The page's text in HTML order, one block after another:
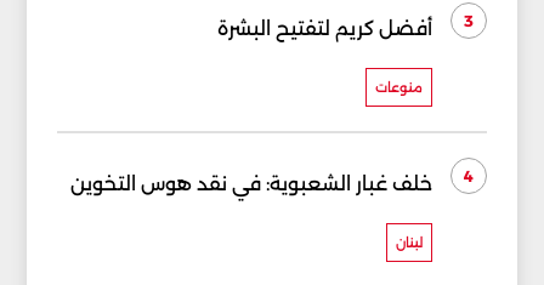
3 أفضل كريم لتفتيح البشرة
منوعات
4 خلف غبار الشعبوية: في نقد هوس التخوين
لبنان